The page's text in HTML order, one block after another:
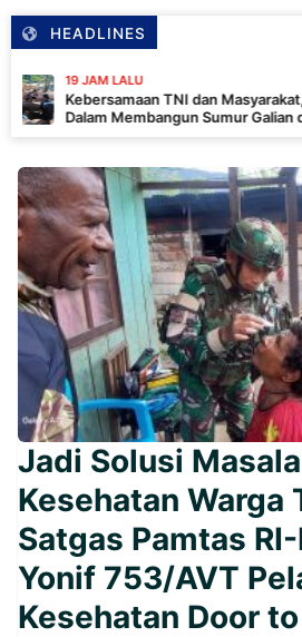
HEADLINES
LALU
TNI dan Masyarakat, Menjadi
Membangun Sumur Galian di Wanam
Jadi Solusi
Kesehatan Warga
Satgas Pamtas
Yonif 753/AVT
Kesehatan Door